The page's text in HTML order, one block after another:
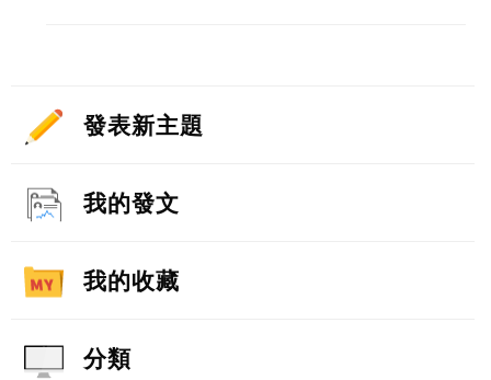
發表新主題
我的發文
我的收藏
分類